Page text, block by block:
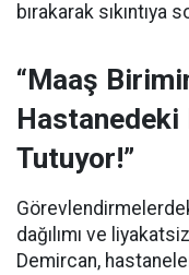
bırakarak sıkıntıya
“Maaş
Tutuyor!”
dağılımı ve
Demircan,